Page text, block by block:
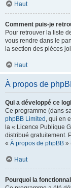
Haut
Comment puis-je
Pour retrouver la liste
vous rendre dans le
la section des pièces
Haut
À propos de
Qui a développé ce
Ce programme (dans
phpBB Limited , qui en
la « Licence Publique
distribué gratuitement.
« À propos de phpBB »
Haut
Pourquoi la